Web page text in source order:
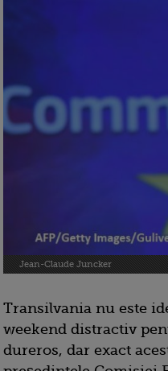
Jean-Claude Juncker
Transilvania nu este
weekend distractiv
dureros, dar exact